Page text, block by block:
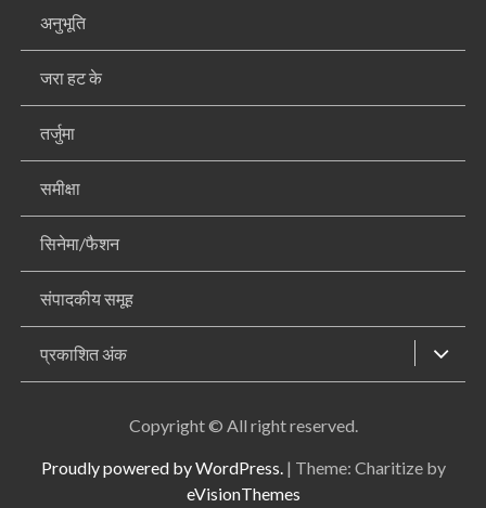
अनुभूति
जरा हट के
तर्जुमा
समीक्षा
सिनेमा/फैशन
संपादकीय समूह
प्रकाशित अंक
Copyright © All right reserved.
Proudly powered by WordPress. | Theme: Charitize by
eVisionThemes